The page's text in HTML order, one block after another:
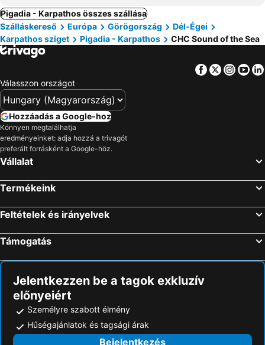
Pigadia - Karpathos összes szállása
Szálláskereső
Európa Görögország
Dél-Égei
Karpathos sziget
Pigadia - Karpathos CHC Sound of the Sea
Facebook
Twitter
Válasszon országot
Hozzáadás a Google-hoz
Könnyen megtalálhatja
eredményeinket: adja hozzá a trivagót
preferált forrásként a Google-höz.
Vállalat
Termékeink
Feltételek és irányelvek
Támogatás
Jelentkezzen be a tagok exkluzív
előnyeiért
Személyre szabott élmény
Hűségajánlatok és tagsági árak
Bejelentkezés